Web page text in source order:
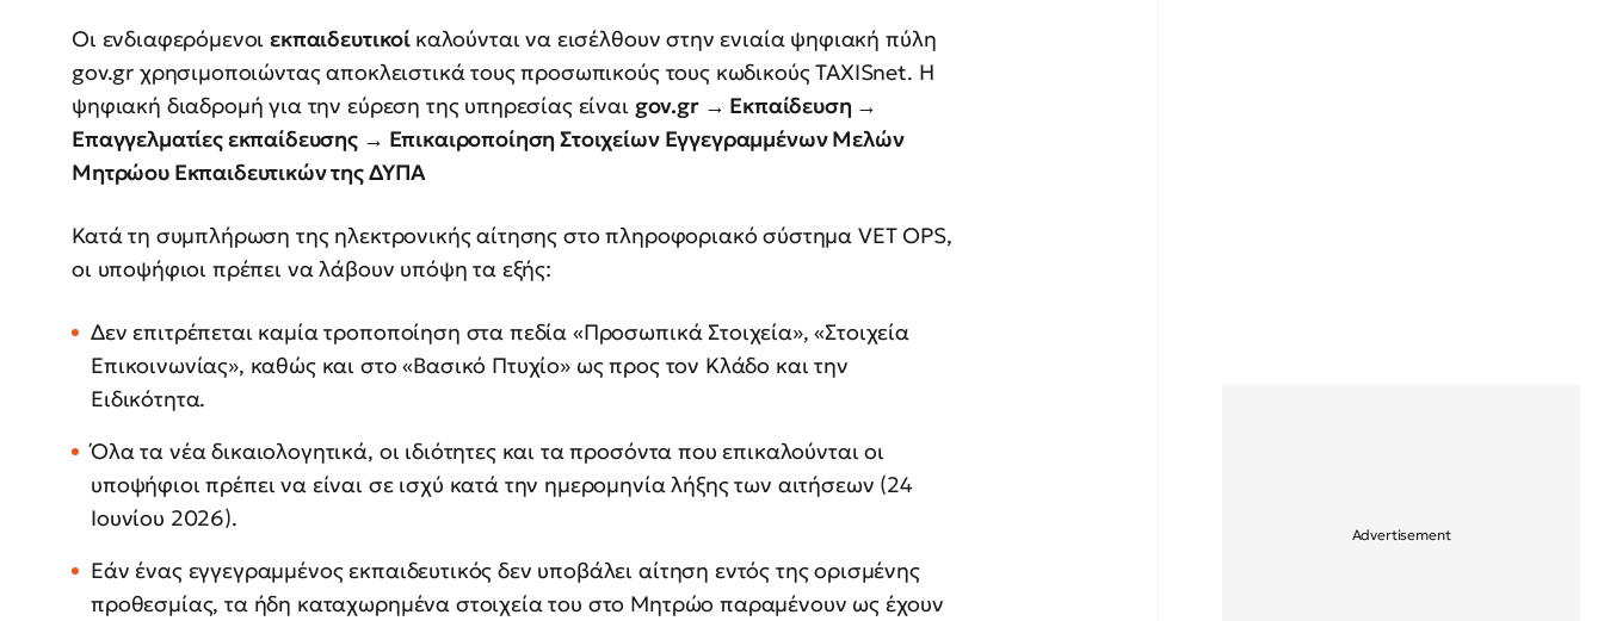
Οι ενδιαφερόμενοιεκπαιδευτικοί καλούνται να εισέλθουν στην ενιαία ψηφιακή πύλη
gov.gr χρησιμοποιώντας αποκλειστικά τους προσωπικούς τους κωδικούς TAXISnet. Η
ψηφιακή διαδρομή για την εύρεση της υπηρεσίας είναι gov.gr → Εκπαίδευση →
Επαγγελματίες εκπαίδευσης → Επικαιροποίηση Στοιχείων Εγγεγραμμένων Μελών
Μητρώου Εκπαιδευτικών της ΔΥΠΑ
Κατά τη συμπλήρωση της ηλεκτρονικής αίτησης στο πληροφοριακό σύστημα VET OPS,
οι υποψήφιοι πρέπει να λάβουν υπόψη τα εξής:
Δεν επιτρέπεται καμία τροποποίηση στα πεδία «Προσωπικά Στοιχεία», «Στοιχεία
Επικοινωνίας», καθώς και στο «Βασικό Πτυχίο» ως προς τον Κλάδο και την
Ειδικότητα.
Όλα τα νέα δικαιολογητικά, οι ιδιότητες και τα προσόντα που επικαλούνται οι
υποψήφιοι πρέπει να είναι σε ισχύ κατά την ημερομηνία λήξης των αιτήσεων (24
Ιουνίου 2026).
Εάν ένας εγγεγραμμένος εκπαιδευτικός δεν υποβάλει αίτηση εντός της ορισμένης
προθεσμίας, τα ήδη καταχωρημένα στοιχεία του στο Μητρώο παραμένουν ως έχουν